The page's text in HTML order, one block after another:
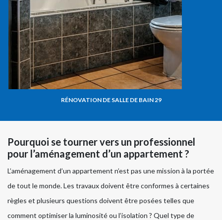
RÉNOVATION DE SALLE DE BAIN 29
Pourquoi se tourner vers un professionnel
pour l’aménagement d’un appartement ?
L’aménagement d’un appartement n’est pas une mission à la portée
de tout le monde. Les travaux doivent être conformes à certaines
règles et plusieurs questions doivent être posées telles que
comment optimiser la luminosité ou l’isolation ? Quel type de